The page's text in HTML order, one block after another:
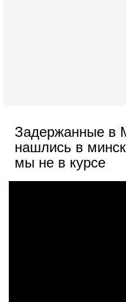
Задержанные в
нашлись в
мы не в курсе